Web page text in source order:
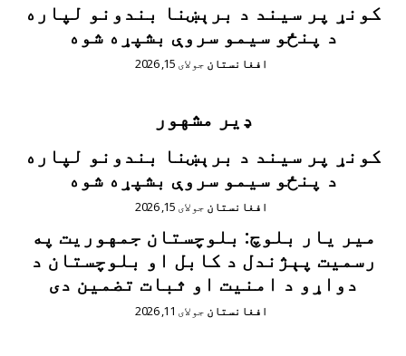
کونړ پر سیند د برېښنا بندونو لپاره
د پنځو سیمو سروې بشپړه شوه
افغانستان جولای 15, 2026
ډیر مشهور
کونړ پر سیند د برېښنا بندونو لپاره
د پنځو سیمو سروې بشپړه شوه
افغانستان جولای 15, 2026
مير يار بلوچ: بلوچستان جمهوریت په
رسمیت پېژندل د کابل او بلوچستان د
دواړو د امنیت او ثبات تضمین دی
افغانستان جولای 11, 2026